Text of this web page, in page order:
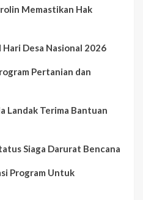
Memastikan Hak
Desa Nasional 2026
Pertanian dan
Landak Terima Bantuan
Siaga Darurat Bencana
Program Untuk